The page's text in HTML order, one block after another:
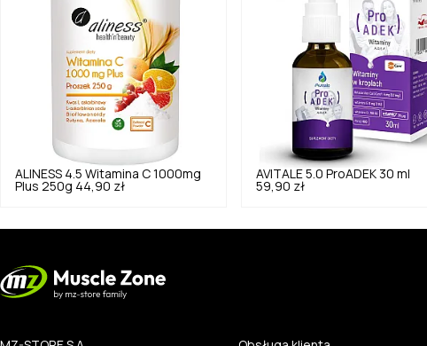
ALINESS 4.5 Witamina C 1000mg
Plus 250g 44,90 zł
AVITALE 5.0 ProADEK 30 ml
59,90 zł